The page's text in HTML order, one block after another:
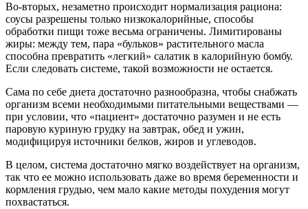
Во-вторых, незаметно происходит нормализация рациона:
соусы разрешены только низкокалорийные, способы
обработки пищи тоже весьма ограничены. Лимитированы
жиры: между тем, пара «бульков» растительного масла
способна превратить «легкий» салатик в калорийную бомбу.
Если следовать системе, такой возможности не остается.
Сама по себе диета достаточно разнообразна, чтобы снабжать
организм всеми необходимыми питательными веществами —
при условии, что «пациент» достаточно разумен и не есть
паровую куриную грудку на завтрак, обед и ужин,
модифицируя источники белков, жиров и углеводов.
В целом, система достаточно мягко воздействует на организм,
так что ее можно использовать даже во время беременности и
кормления грудью, чем мало какие методы похудения могут
похвастаться.